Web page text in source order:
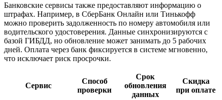
Банковские сервисы также предоставляют информацию о
штрафах. Например, в СберБанк Онлайн или Тинькофф
можно проверить задолженность по номеру автомобиля или
водительского удостоверения. Данные синхронизируются с
базой ГИБДД, но обновление может занимать до 5 рабочих
дней. Оплата через банк фиксируется в системе мгновенно,
что исключает риск просрочки.
Сервис
Способ
проверки
Срок
обновления
данных
Скидка
при оплате